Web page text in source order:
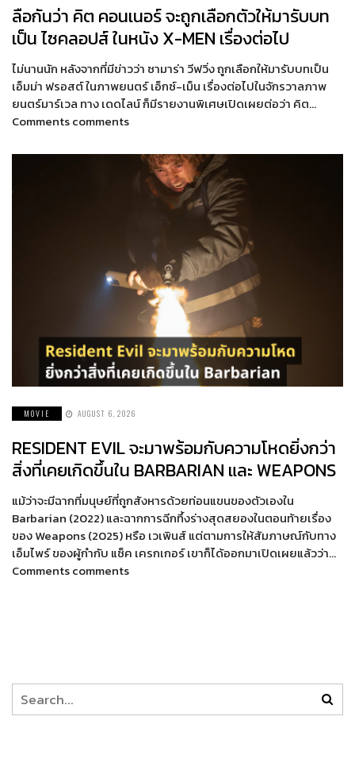
ลือกันว่า คิต คอนเนอร์ จะถูกเลือกตัวให้มารับบท
เป็น ไซคลอปส์ ในหนัง X-MEN เรื่องต่อไป
ไม่นานนัก หลังจากที่มีข่าวว่า ซามาร่า วีฟวิ่ง ถูกเลือกให้มารับบทเป็น
เอ็มม่า ฟรอสต์ ในภาพยนตร์ เอ็กซ์-เม็น เรื่องต่อไปในจักรวาลภาพ
ยนตร์มาร์เวล ทาง เดดไลน์ ก็มีรายงานพิเศษเปิดเผยต่อว่า คิต…
Comments comments
MOVIE AUGUST 6, 2026
RESIDENT EVIL จะมาพร้อมกับความโหดยิ่งกว่า
สิ่งที่เคยเกิดขึ้นใน BARBARIAN และ WEAPONS
แม้ว่าจะมีฉากที่มนุษย์ที่ถูกสังหารด้วยท่อนแขนของตัวเองใน
Barbarian (2022) และฉากการฉีกทึ้งร่างสุดสยองในตอนท้ายเรื่อง
ของ Weapons (2025) หรือ เวเพินส์ แต่ตามการให้สัมภาษณ์กับทาง
เอ็มไพร์ ของผู้กำกับ แซ็ค เครกเกอร์ เขาก็ได้ออกมาเปิดเผยแล้วว่า…
Comments comments